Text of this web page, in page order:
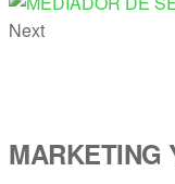
Next
MARKETING